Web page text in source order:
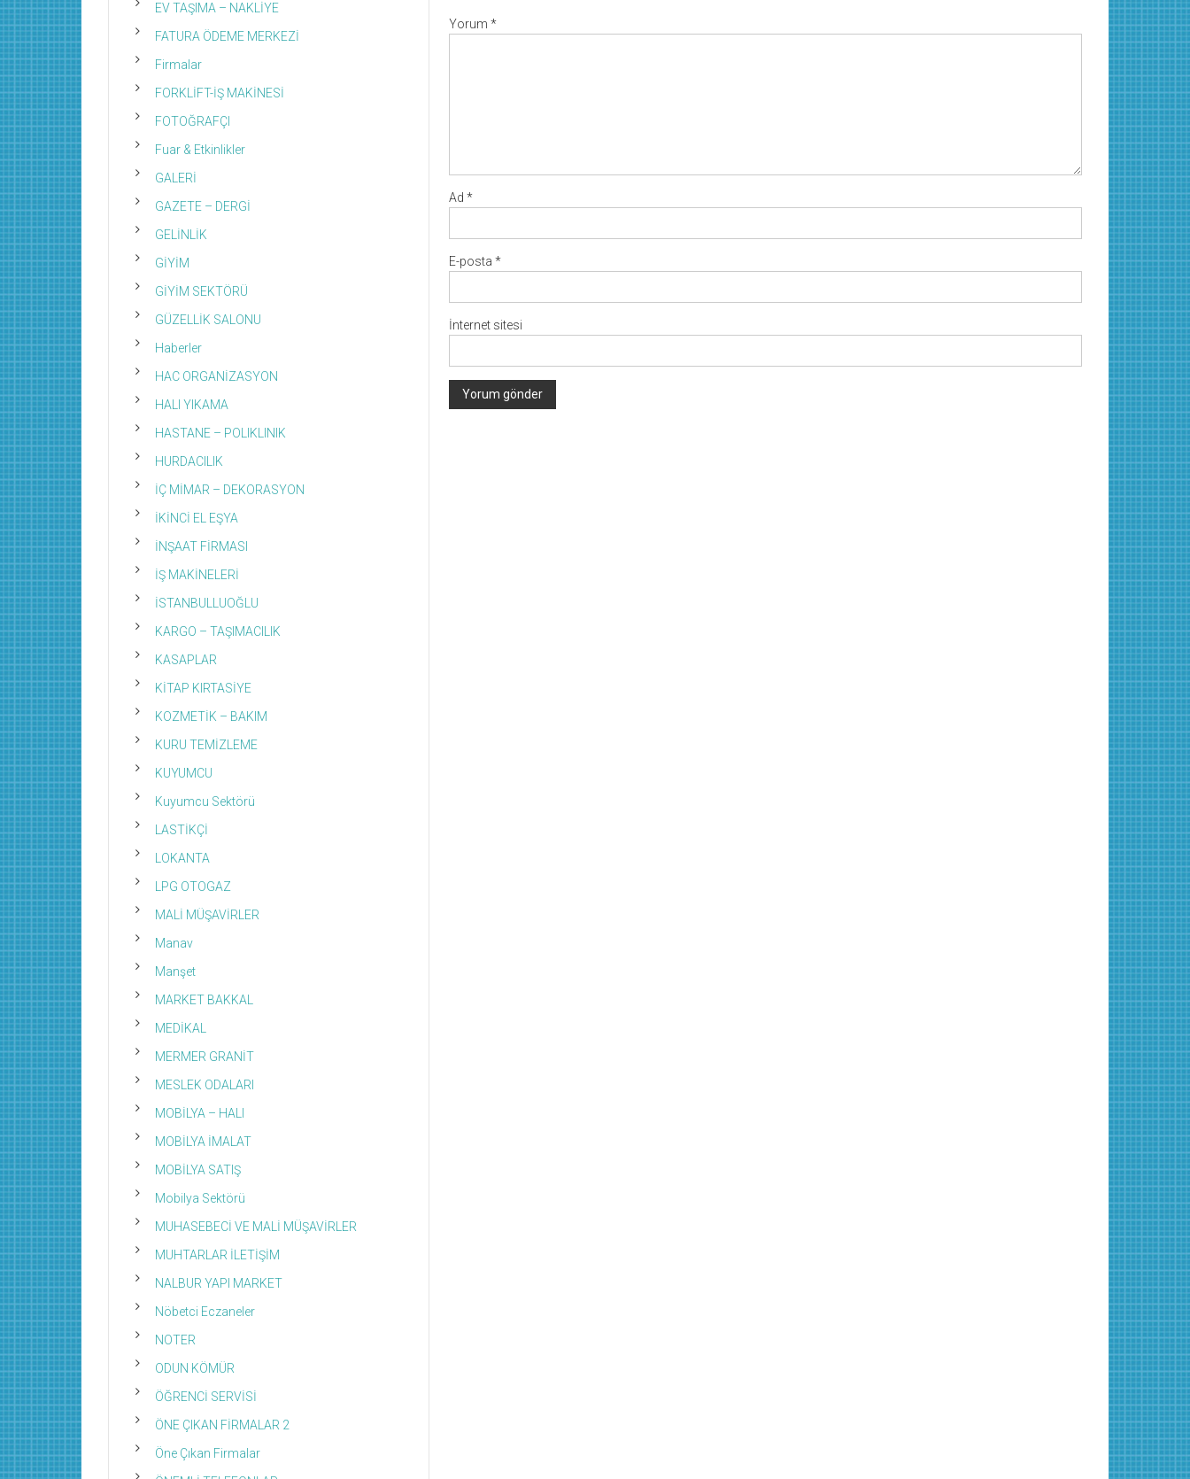
Yorum *
Ad *
E-posta *
İnternet sitesi
EV TAŞIMA – NAKLİYE
FATURA ÖDEME MERKEZİ
Firmalar
FORKLİFT-İŞ MAKİNESİ
FOTOĞRAFÇI
Fuar & Etkinlikler
GALERİ
GAZETE – DERGİ
GELİNLİK
GİYİM
GİYİM SEKTÖRÜ
GÜZELLİK SALONU
Haberler
HAC ORGANİZASYON
HALI YIKAMA
HASTANE – POLIKLINIK
HURDACILIK
İÇ MİMAR – DEKORASYON
İKİNCİ EL EŞYA
İNŞAAT FİRMASI
İŞ MAKİNELERİ
İSTANBULLUOĞLU
KARGO – TAŞIMACILIK
KASAPLAR
KİTAP KIRTASİYE
KOZMETİK – BAKIM
KURU TEMİZLEME
KUYUMCU
Kuyumcu Sektörü
LASTİKÇİ
LOKANTA
LPG OTOGAZ
MALİ MÜŞAVİRLER
Manav
Manşet
MARKET BAKKAL
MEDİKAL
MERMER GRANİT
MESLEK ODALARI
MOBİLYA – HALI
MOBİLYA İMALAT
MOBİLYA SATIŞ
Mobilya Sektörü
MUHASEBECİ VE MALİ MÜŞAVİRLER
MUHTARLAR İLETİŞİM
NALBUR YAPI MARKET
Nöbetci Eczaneler
NOTER
ODUN KÖMÜR
ÖĞRENCİ SERVİSİ
ÖNE ÇIKAN FİRMALAR 2
Öne Çıkan Firmalar